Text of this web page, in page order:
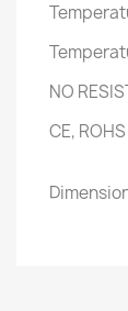
NO
CE, ROHS